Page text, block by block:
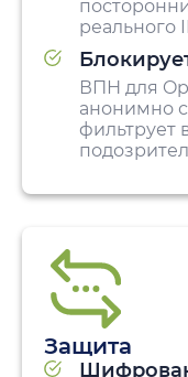
реального
ВПН для
анонимно
фильтрует
Защита